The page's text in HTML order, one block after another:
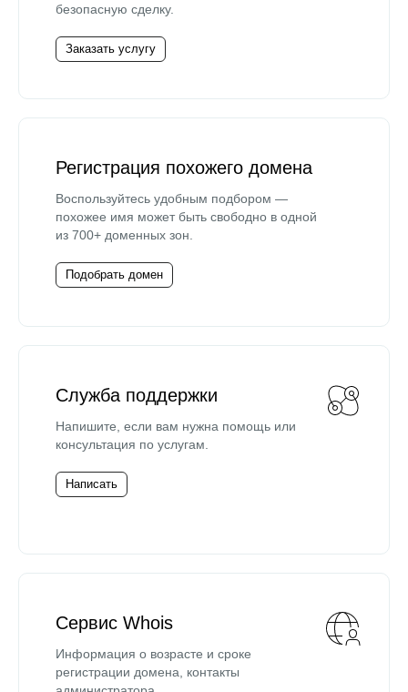
безопасную сделку.
Заказать услугу
Регистрация похожего домена
Воспользуйтесь удобным подбором —
похожее имя может быть свободно в одной
из 700+ доменных зон.
Подобрать домен
Служба поддержки
Напишите, если вам нужна помощь или
консультация по услугам.
Написать
Сервис Whois
Информация о возрасте и сроке
регистрации домена, контакты